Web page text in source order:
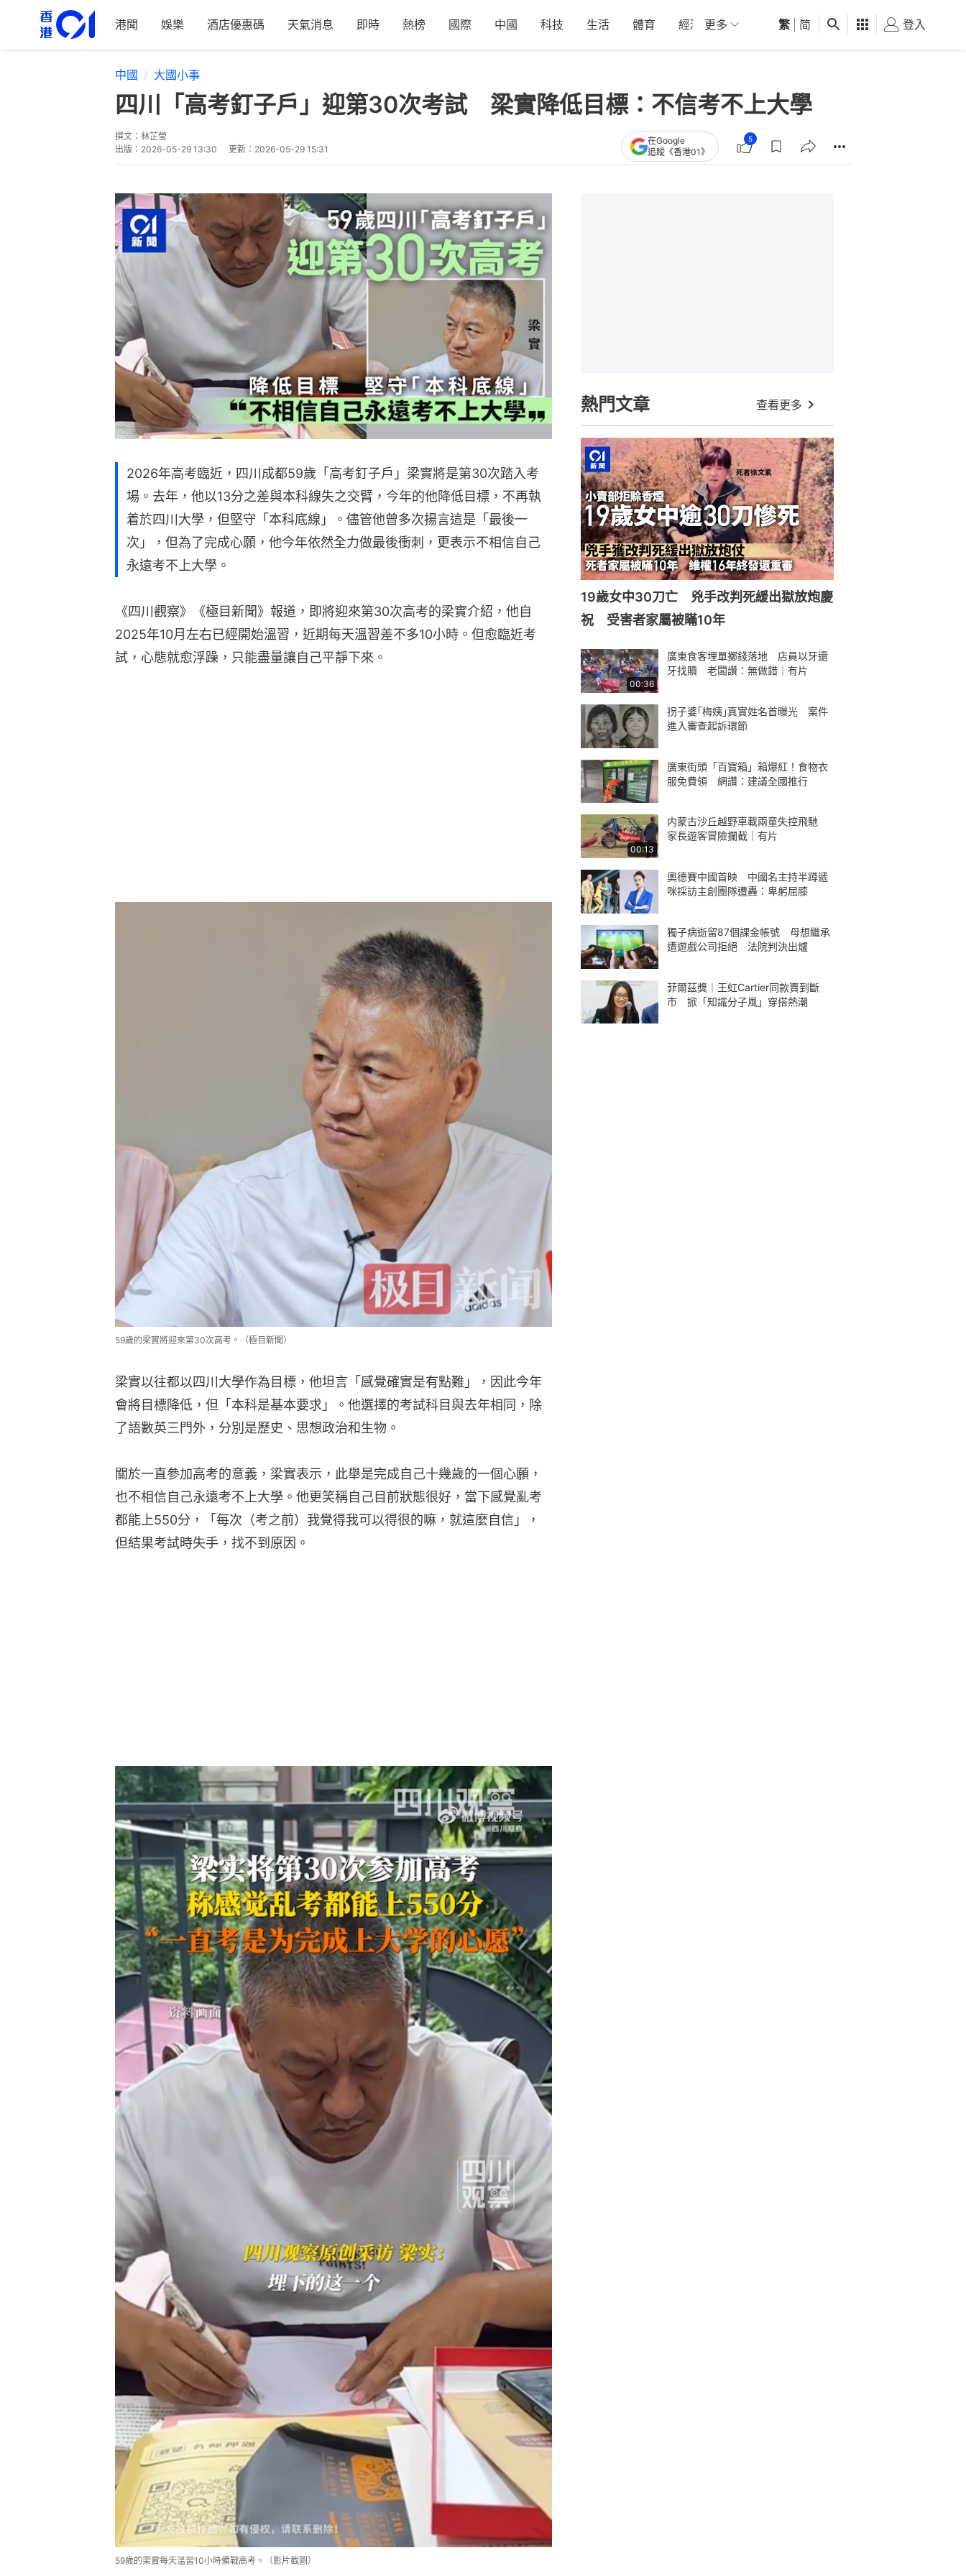
港聞 娛樂 酒店優惠碼 天氣消息 即時 熱榜 國際 中國 科技 生活 體育 經濟 01深圳 觀點 健康 好食玩飛
更多 繁 简 登入
中國 大國小事
四川「高考釘子戶」迎第30次考試 梁實降低目標：不信考不上大學
撰文： 林芷瑩
出版： 2026-05-29 13:30 更新： 2026-05-29 15:31
在Google
追蹤《香港01》
5
2026年高考臨近，四川成都59歲「高考釘子戶」梁實將是第30次踏入考
場。去年，他以13分之差與本科線失之交臂，今年的他降低目標，不再執
着於四川大學，但堅守「本科底線」。儘管他曾多次揚言這是「最後一
次」，但為了完成心願，他今年依然全力做最後衝刺，更表示不相信自己
永遠考不上大學。
《四川觀察》《極目新聞》報道，即將迎來第30次高考的梁實介紹，他自
2025年10月左右已經開始溫習，近期每天溫習差不多10小時。但愈臨近考
試，心態就愈浮躁，只能盡量讓自己平靜下來。
59歲的梁實將迎來第30次高考。（極目新聞）
梁實以往都以四川大學作為目標，他坦言「感覺確實是有點難」，因此今年
會將目標降低，但「本科是基本要求」。他選擇的考試科目與去年相同，除
了語數英三門外，分別是歷史、思想政治和生物。
關於一直參加高考的意義，梁實表示，此舉是完成自己十幾歲的一個心願，
也不相信自己永遠考不上大學。他更笑稱自己目前狀態很好，當下感覺亂考
都能上550分，「每次（考之前）我覺得我可以得很的嘛，就這麼自信」，
但結果考試時失手，找不到原因。
59歲的梁實每天溫習10小時備戰高考。（影片截圖）
熱門文章 查看更多
19歲女中30刀亡 兇手改判死緩出獄放炮慶
祝 受害者家屬被瞞10年
00:36
廣東食客埋單擲錢落地 店員以牙還
牙找贖 老闆讚：無做錯｜有片
拐子婆｢梅姨｣真實姓名首曝光 案件
進入審查起訴環節
廣東街頭「百寶箱」箱爆紅！食物衣
服免費領 網讚：建議全國推行
00:13
内蒙古沙丘越野車載兩童失控飛馳
家長遊客冒險攔截｜有片
奧德賽中國首映 中國名主持半蹲遞
咪採訪主創團隊遭轟：卑躬屈膝
獨子病逝留87個課金帳號 母想繼承
遭遊戲公司拒絕 法院判決出爐
菲爾茲獎｜王虹Cartier同款賣到斷
市 掀「知識分子風」穿搭熱潮